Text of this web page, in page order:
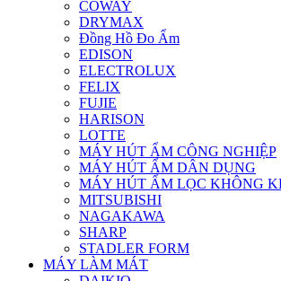
COWAY
DRYMAX
Đồng Hồ Đo Ẩm
EDISON
ELECTROLUX
FELIX
FUJIE
HARISON
LOTTE
MÁY HÚT ẨM CÔNG NGHIỆP
MÁY HÚT ẨM DÂN DỤNG
MÁY HÚT ẨM LỌC KHÔNG
MITSUBISHI
NAGAKAWA
SHARP
STADLER FORM
MÁY LÀM MÁT